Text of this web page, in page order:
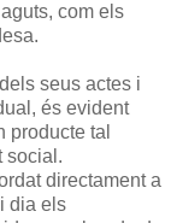
com els
seus actes i
és evident
producte tal
social.
directament a
dia els